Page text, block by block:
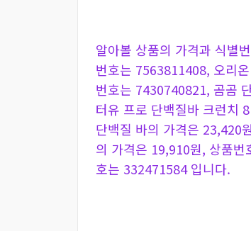
알아볼 상품의 가격과 식별
번호는 7563811408, 오리
번호는 7430740821, 곰곰
터유 프로 단백질바 크런치
단백질 바의 가격은 23,420
의 가격은 19,910원, 상품
호는 332471584 입니다.